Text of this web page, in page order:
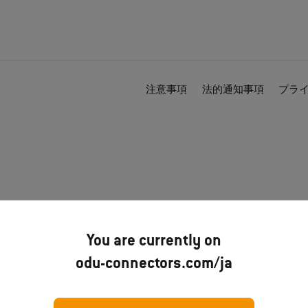
You are currently on
odu-connectors.com/ja
注意事項 法的通知事項 プラ